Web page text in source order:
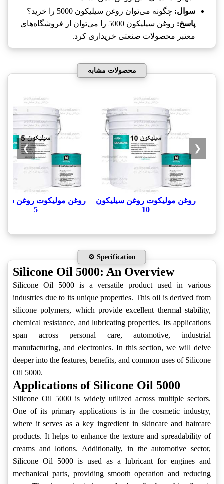
سوال: چگونه می‌توان روغن سیلیکون 5000 را خرید؟
پاسخ:
روغن سیلیکون 5000 را می‌توان از فروشگاه‌های
معتبر محصولات صنعتی خریداری کرد.
محصولات مشابه
روغن مولیکوت روغن سیلیکون
10
روغن مولیکوت روغن
5
❮
❯
⚙️ Specification
Silicone Oil 5000: An Overview
Silicone Oil 5000 is a versatile product used in various
industries due to its unique properties. This oil is derived from
silicone polymers, which provide excellent thermal stability,
chemical resistance, and lubricating properties. Its applications
span across personal care, automotive, industrial
manufacturing, and electronics. In this section, we will delve
deeper into the features, benefits, and common uses of Silicone
Oil 5000.
Applications of Silicone Oil 5000
Silicone Oil 5000 is widely utilized across multiple sectors.
One of its primary applications is in the cosmetic industry,
where it serves as a key ingredient in skincare and haircare
products. It helps to enhance the texture and spreadability of
creams and lotions. Additionally, in the automotive sector,
Silicone Oil 5000 is used as a lubricant for engines and
mechanical parts, providing smooth operation and reducing